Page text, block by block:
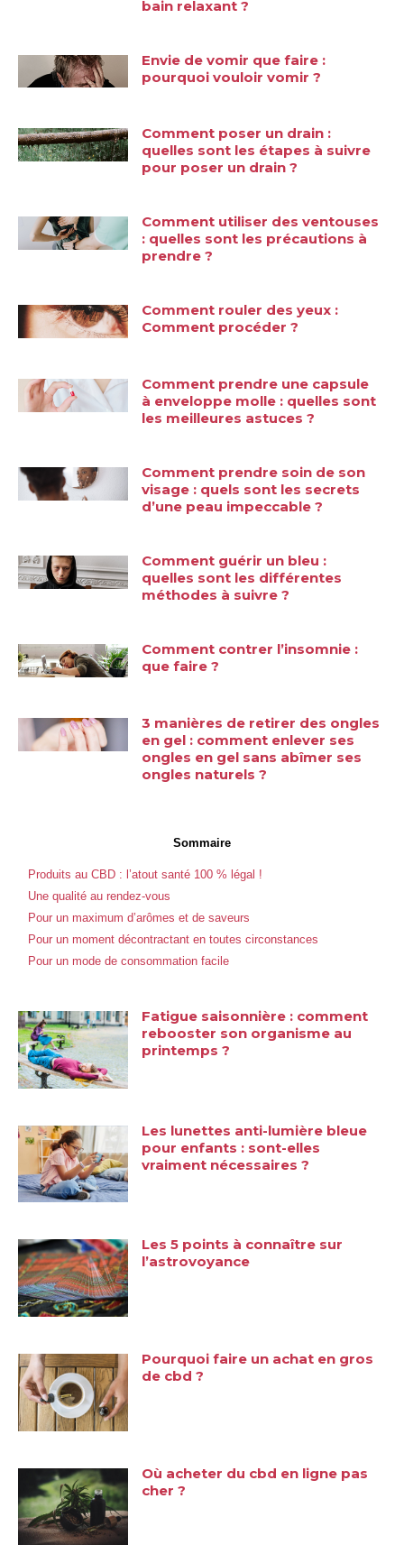
bain relaxant ?
Envie de vomir que faire :
pourquoi vouloir vomir ?
Comment poser un drain :
quelles sont les étapes à suivre
pour poser un drain ?
Comment utiliser des ventouses
: quelles sont les précautions à
prendre ?
Comment rouler des yeux :
Comment procéder ?
Comment prendre une capsule
à enveloppe molle : quelles sont
les meilleures astuces ?
Comment prendre soin de son
visage : quels sont les secrets
d’une peau impeccable ?
Comment guérir un bleu :
quelles sont les différentes
méthodes à suivre ?
Comment contrer l’insomnie :
que faire ?
3 manières de retirer des ongles
en gel : comment enlever ses
ongles en gel sans abîmer ses
ongles naturels ?
Sommaire
Produits au CBD : l’atout santé 100 % légal !
Une qualité au rendez-vous
Pour un maximum d’arômes et de saveurs
Pour un moment décontractant en toutes circonstances
Pour un mode de consommation facile
Fatigue saisonnière : comment
rebooster son organisme au
printemps ?
Les lunettes anti-lumière bleue
pour enfants : sont-elles
vraiment nécessaires ?
Les 5 points à connaître sur
l’astrovoyance
Pourquoi faire un achat en gros
de cbd ?
Où acheter du cbd en ligne pas
cher ?